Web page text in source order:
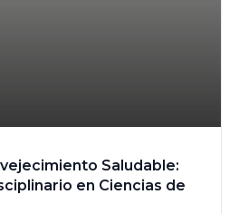
Saludable:
en Ciencias de